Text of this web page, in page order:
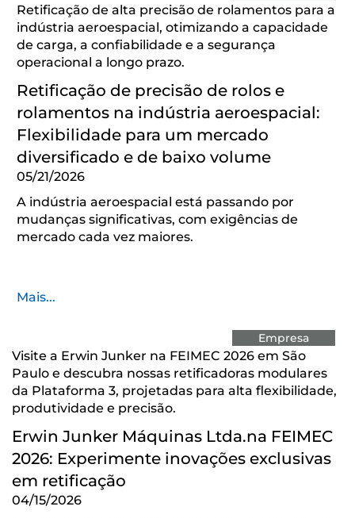
Retificação de alta precisão de rolamentos para a
indústria aeroespacial, otimizando a capacidade
de carga, a confiabilidade e a segurança
operacional a longo prazo.
Retificação de precisão de rolos e
rolamentos na indústria aeroespacial:
Flexibilidade para um mercado
diversificado e de baixo volume
05/21/2026
A indústria aeroespacial está passando por
mudanças significativas, com exigências de
mercado cada vez maiores.
Mais...
Empresa
Visite a Erwin Junker na FEIMEC 2026 em São
Paulo e descubra nossas retificadoras modulares
da Plataforma 3, projetadas para alta flexibilidade,
produtividade e precisão.
Erwin Junker Máquinas Ltda.na FEIMEC
2026: Experimente inovações exclusivas
em retificação
04/15/2026